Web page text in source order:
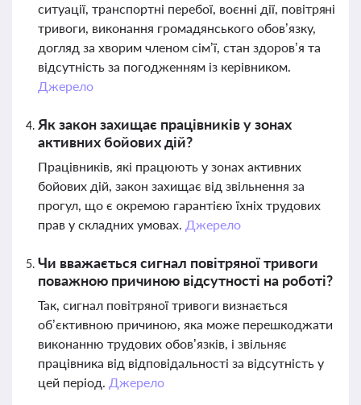
ситуації, транспортні перебої, воєнні дії, повітряні
тривоги, виконання громадянського обов’язку,
догляд за хворим членом сім’ї, стан здоров’я та
відсутність за погодженням із керівником.
Джерело
Як закон захищає працівників у зонах
активних бойових дій?
Працівників, які працюють у зонах активних
бойових дій, закон захищає від звільнення за
прогул, що є окремою гарантією їхніх трудових
прав у складних умовах. Джерело
Чи вважається сигнал повітряної тривоги
поважною причиною відсутності на роботі?
Так, сигнал повітряної тривоги визнається
об’єктивною причиною, яка може перешкоджати
виконанню трудових обов’язків, і звільняє
працівника від відповідальності за відсутність у
цей період. Джерело